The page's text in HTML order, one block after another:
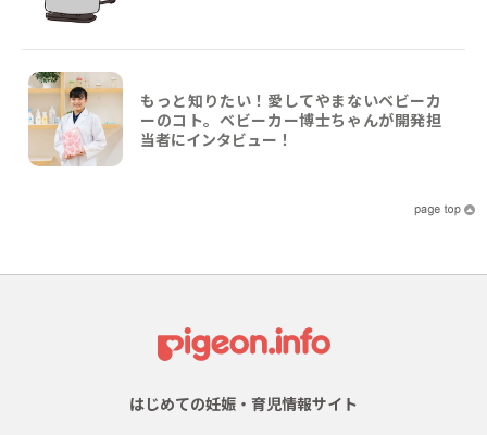
もっと知りたい！愛してやまないベビーカ
ーのコト。ベビーカー博士ちゃんが開発担
当者にインタビュー！
はじめての妊娠・育児情報サイト